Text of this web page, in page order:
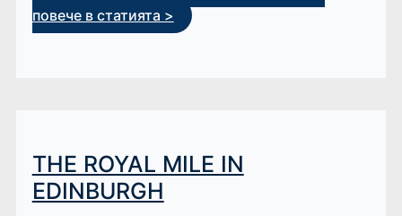
повече в статията >
THE ROYAL MILE IN
EDINBURGH